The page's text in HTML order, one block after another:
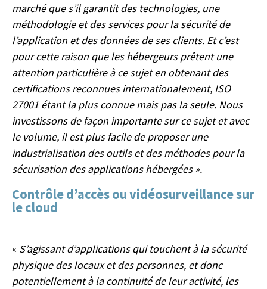
marché que s’il garantit des technologies, une
méthodologie et des services pour la sécurité de
l’application et des données de ses clients. Et c’est
pour cette raison que les hébergeurs prêtent une
attention particulière à ce sujet en obtenant des
certifications reconnues internationalement, ISO
27001 étant la plus connue mais pas la seule. Nous
investissons de façon importante sur ce sujet et avec
le volume, il est plus facile de proposer une
industrialisation des outils et des méthodes pour la
sécurisation des applications hébergées ».
Contrôle d’accès ou vidéosurveillance sur
le cloud
« S’agissant d’applications qui touchent à la sécurité
physique des locaux et des personnes, et donc
potentiellement à la continuité de leur activité, les